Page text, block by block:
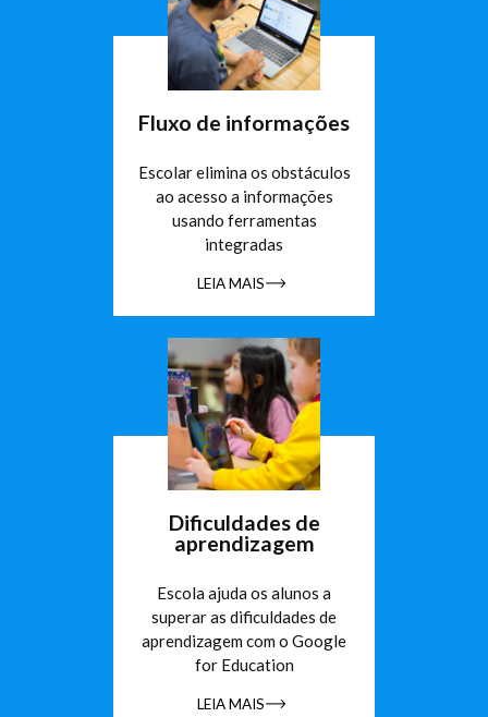
Fluxo de informações
Escolar elimina os obstáculos
ao acesso a informações
usando ferramentas
integradas
LEIA MAIS
Dificuldades de
aprendizagem
Escola ajuda os alunos a
superar as dificuldades de
aprendizagem com o Google
for Education
LEIA MAIS